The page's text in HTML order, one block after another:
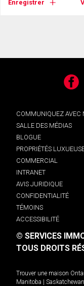
Enregistrer
COMMUNIQUEZ AVEC
SALLE DES MÉDIAS
BLOGUE
PROPRIÉTÉS
COMMERCIAL
INTRANET
AVIS JURIDIQUE
CONFIDENTIALITÉ
TÉMOINS
ACCESSIBILITÉ
© SERVICES
TOUS DROITS
Trouver une maison
Manitoba | Saskatchewan